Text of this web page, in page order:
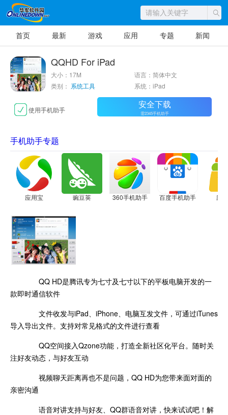
首页 最新 游戏 应用 专题 新闻
QQHD For iPad
大小：17M
语言：简体中文
类别： 系统工具 系统：iPad
使用手机助手 安全下载
需2345手机助手
手机助手专题
应用宝 豌豆荚 360手机助手 百度手机助手 应
QQ HD是腾讯专为七寸及七寸以下的平板电脑开发的一
款即时通信软件
文件收发与iPad、iPhone、电脑互发文件，可通过iTunes
导入导出文件。支持对常见格式的文件进行查看
QQ空间接入Qzone功能，打造全新社区化平台。随时关
注好友动态，与好友互动
视频聊天距离再也不是问题，QQ HD为您带来面对面的
亲密沟通
语音对讲支持与好友、QQ群语音对讲，快来试试吧！解